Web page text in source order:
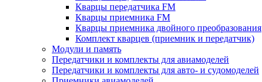
Кварцы передатчика FM
Кварцы приемника FM
Кварцы приемника двойного преобразования
Комплект кварцев (приемник и передатчик)
Модули и память
Передатчики и комплекты для авиамоделей
Передатчики и комплекты для авто- и судомоделей